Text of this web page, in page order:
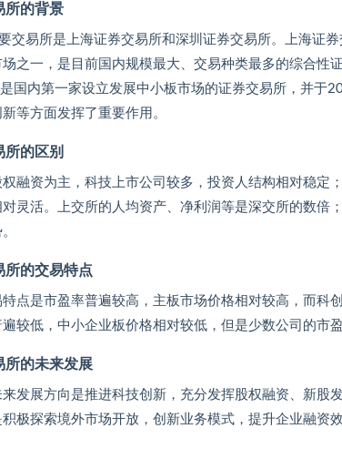
所的背景
交易所是上海证券交易所和深圳证券交易所。上海证
之一，是目前国内规模最大、交易种类最多的综合性
国内第一家设立发展中小板市场的证券交易所，并于
等方面发挥了重要作用。
所的区别
权融资为主，科技上市公司较多，投资人结构相对稳定
灵活。上交所的人均资产、净利润等是深交所的数倍
所的交易特点
特点是市盈率普遍较高，主板市场价格相对较高，而科
较低，中小企业板价格相对较低，但是少数公司的市盈
所的未来发展
来发展方向是推进科技创新，充分发挥股权融资、新股
极探索境外市场开放，创新业务模式，提升企业融资